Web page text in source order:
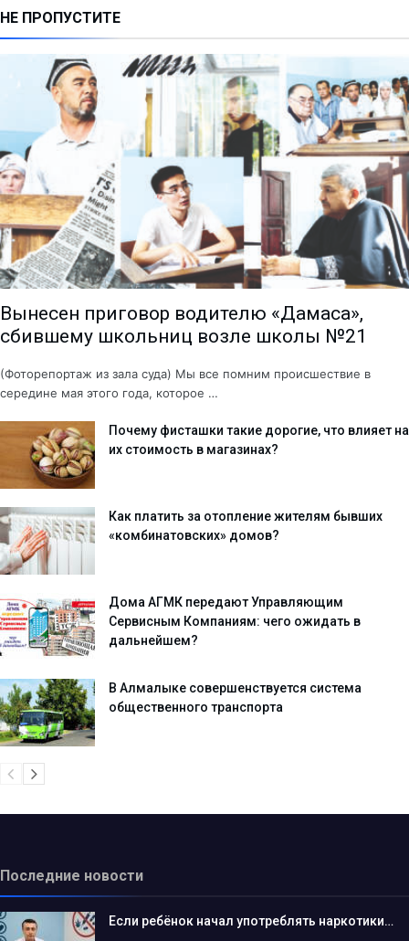
НЕ ПРОПУСТИТЕ
Вынесен приговор водителю «Дамаса»,
сбившему школьниц возле школы №21
(Фоторепортаж из зала суда) Мы все помним происшествие в
середине мая этого года, которое …
Почему фисташки такие дорогие, что влияет на
их стоимость в магазинах?
Как платить за отопление жителям бывших
«комбинатовских» домов?
Дома АГМК передают Управляющим
Сервисным Компаниям: чего ожидать в
дальнейшем?
В Алмалыке совершенствуется система
общественного транспорта
Последние новости
Если ребёнок начал употреблять наркотики…